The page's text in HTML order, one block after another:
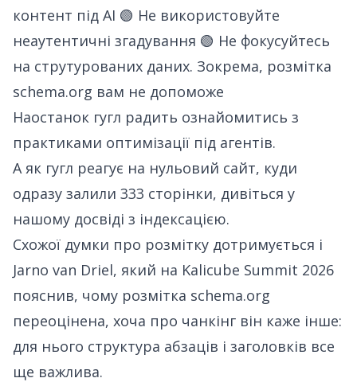
контент під AI 🟢 Не використовуйте
неаутентичні згадування 🟢 Не фокусуйтесь
на струтурованих даних. Зокрема, розмітка
schema.org вам не допоможе
Наостанок гугл радить ознайомитись з
практиками оптимізації під агентів.
Аяк гугл реагує на нульовий сайт, куди
одразу залили 333 сторінки, дивіться у
нашому досвіді з індексацією.
Схожої думки про розмітку дотримується і
Jarno van Driel, який на Kalicube Summit 2026
пояснив, чому розмітка schema.org
переоцінена, хоча про чанкінг він каже інше:
для нього структура абзаців і заголовків все
ще важлива.